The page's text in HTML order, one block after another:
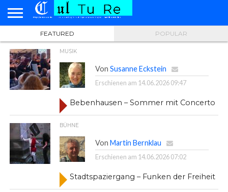
HOME
AD
PERSONAM
KUNST
BÜHNE
MUSIK
LITERATUR
KINO
KONTAKT
SPENDEN
FEATURED POPULAR
Kammermusik
MUSIK
Von Susanne Eckstein
Erschienen am 14.06.2026 09:47
Bebenhausen – Sommer mit Concerto
BÜHNE
Von Martin Bernklau
Erschienen am 14.06.2026 07:02
Stadtspaziergang – Funken der Freiheit